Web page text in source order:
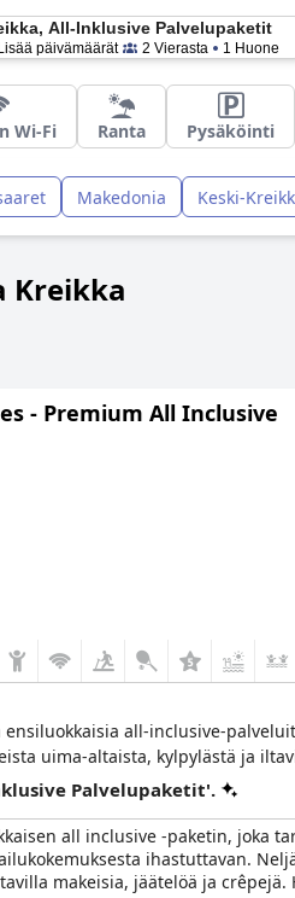
All-Inklusive Palvelupaketit
Lisää päivämäärät 2 Vierasta 1 Huone
Wi-Fi Ranta Pysäköinti
Makedonia Keski-
Kreikka
- Premium All Inclusive
all-inclusive-
uima-altaista, kylpylästä ja
Palvelupaketit'.
all inclusive -paketin, joka
ihastuttavan.
makeisia, jäätelöä ja